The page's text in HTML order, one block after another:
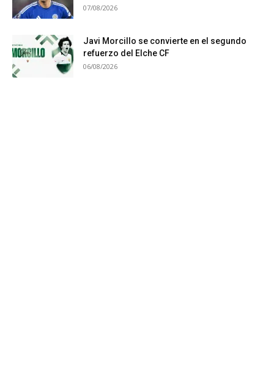
07/08/2026
Javi Morcillo se convierte en el segundo
refuerzo del Elche CF
06/08/2026